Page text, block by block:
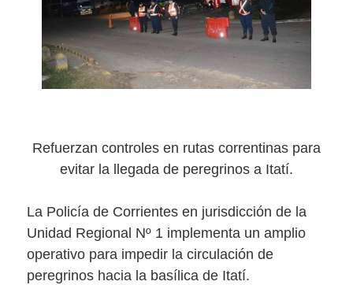
Refuerzan controles en rutas correntinas para
evitar la llegada de peregrinos a Itatí.
La Policía de Corrientes en jurisdicción de la
Unidad Regional Nº 1 implementa un amplio
operativo para impedir la circulación de
peregrinos hacia la basílica de Itatí.